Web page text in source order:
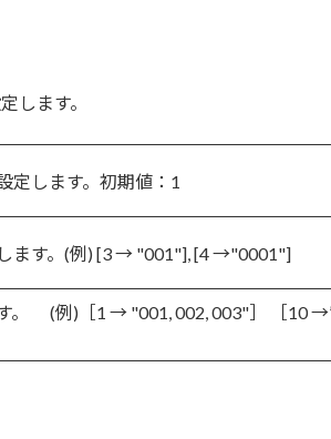
します。
定します。初期値：1
ます。(例) [3 → "001"], [4 →"0001"]
。 (例)［1 → "001, 002, 003"］ ［10